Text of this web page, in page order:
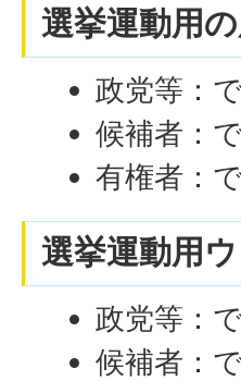
選挙運動用
政党等：
候補者：
有権者：
選挙運動用
政党等：
候補者：